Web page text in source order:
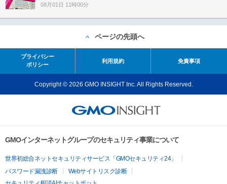
08月01日 11時00分
ページの先頭へ
プライバシー
ポリシー
利用規約 免責事項
Copyright © 2026 GMO INSIGHT Inc. All Rights Reserved.
GMOインターネットグループのセキュリティ事業について
世界初総合ネットセキュリティサービス「GMOセキュリティ24」
パスワード漏洩診断
Webサイトリスク診断